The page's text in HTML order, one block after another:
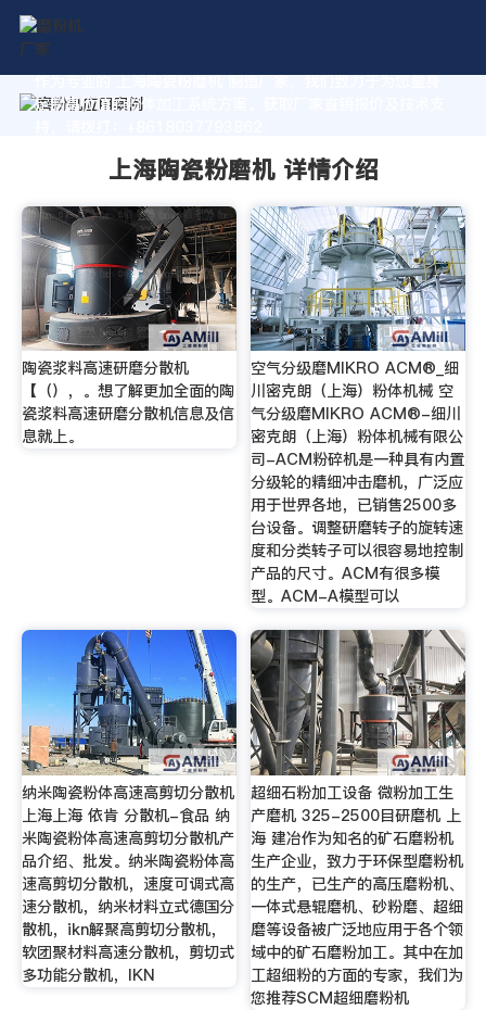
作为专业的 上海陶瓷粉磨机 制造厂家，我们致力于为您量身
定制高价值的粉体加工系统方案。获取厂家直销报价及技术支
上海陶瓷粉磨机 详情介绍
陶瓷浆料高速研磨分散机
【（），。想了解更加全面的陶
瓷浆料高速研磨分散机信息及信
息就上。
空气分级磨MIKRO ACM®_细
川密克朗（上海）粉体机械 空
气分级磨MIKRO ACM®-细川
密克朗（上海）粉体机械有限公
司-ACM粉碎机是一种具有内置
分级轮的精细冲击磨机，广泛应
用于世界各地，已销售2500多
台设备。调整研磨转子的旋转速
度和分类转子可以很容易地控制
产品的尺寸。ACM有很多模
型。ACM-A模型可以
纳米陶瓷粉体高速高剪切分散机
上海上海 依肯 分散机-食品 纳
米陶瓷粉体高速高剪切分散机产
品介绍、批发。纳米陶瓷粉体高
速高剪切分散机，速度可调式高
速分散机，纳米材料立式德国分
散机，ikn解聚高剪切分散机，
软团聚材料高速分散机，剪切式
多功能分散机，IKN
超细石粉加工设备 微粉加工生
产磨机 325-2500目研磨机 上
海 建冶作为知名的矿石磨粉机
生产企业，致力于环保型磨粉机
的生产，已生产的高压磨粉机、
一体式悬辊磨机、砂粉磨、超细
磨等设备被广泛地应用于各个领
域中的矿石磨粉加工。其中在加
工超细粉的方面的专家，我们为
您推荐SCM超细磨粉机